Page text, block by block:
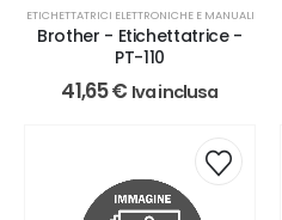
ETICHETTATRICI ELETTRONICHE E MANUALI
Brother - Etichettatrice -
PT-110
41,65€ Iva inclusa